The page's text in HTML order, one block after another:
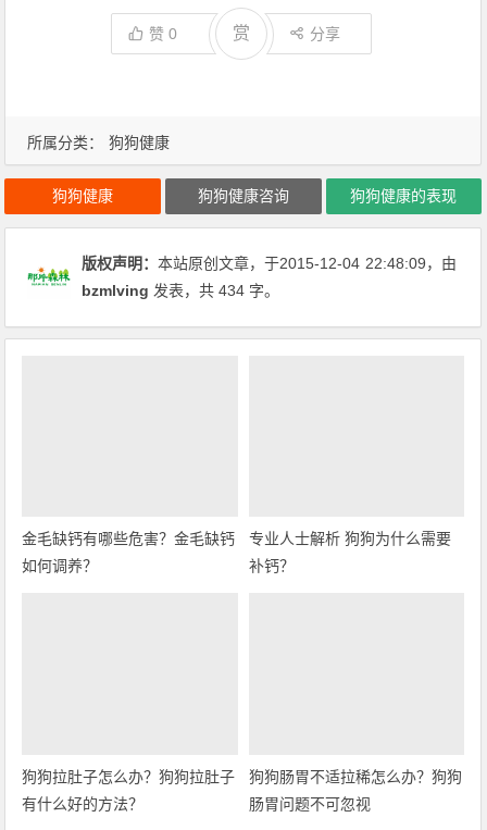
所属分类： 狗狗健康
赞0 赏 分享
狗狗健康 狗狗健康咨询 狗狗健康的表现
版权声明：本站原创文章，于2015-12-04 22:48:09，由
bzmlving 发表，共 434 字。
金毛缺钙有哪些危害？金毛缺钙
如何调养？
专业人士解析 狗狗为什么需要
补钙？
狗狗拉肚子怎么办？狗狗拉肚子
有什么好的方法？
狗狗肠胃不适拉稀怎么办？狗狗
肠胃问题不可忽视